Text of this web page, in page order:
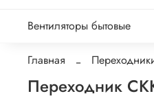
Вентиляторы бытовые
Главная
Переходник